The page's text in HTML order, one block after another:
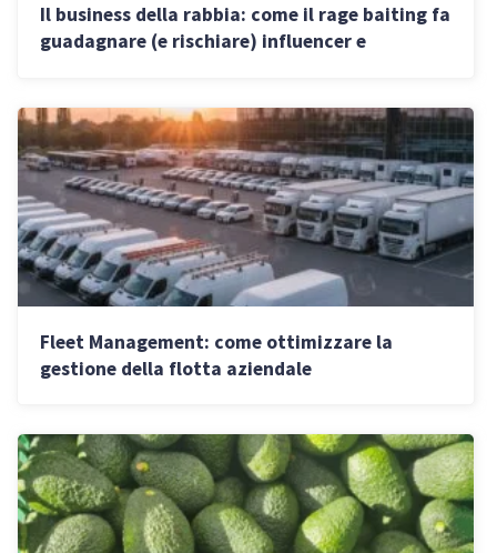
Il business della rabbia: come il rage baiting fa
guadagnare (e rischiare) influencer e
Fleet Management: come ottimizzare la
gestione della flotta aziendale